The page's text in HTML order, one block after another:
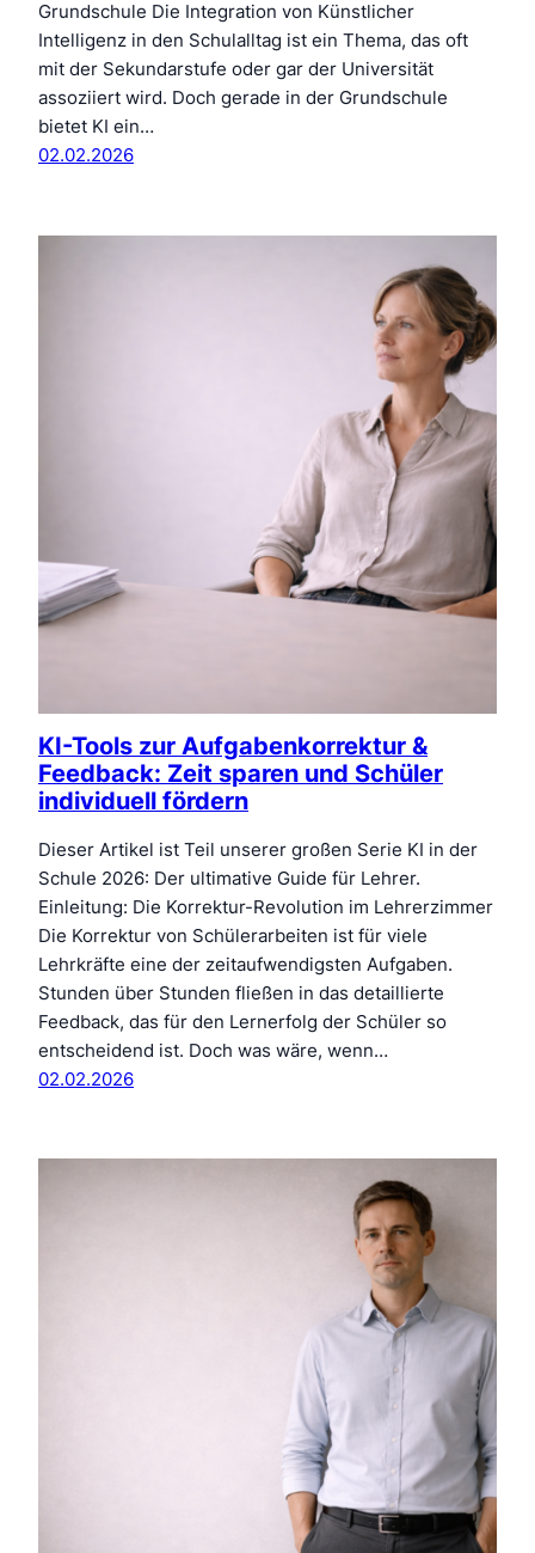
Grundschule Die Integration von Künstlicher
Intelligenz in den Schulalltag ist ein Thema, das oft
mit der Sekundarstufe oder gar der Universität
assoziiert wird. Doch gerade in der Grundschule
bietet KI ein…
02.02.2026
KI-Tools zur Aufgabenkorrektur &
Feedback: Zeit sparen und Schüler
individuell fördern
Dieser Artikel ist Teil unserer großen Serie KI in der
Schule 2026: Der ultimative Guide für Lehrer.
Einleitung: Die Korrektur-Revolution im Lehrerzimmer
Die Korrektur von Schülerarbeiten ist für viele
Lehrkräfte eine der zeitaufwendigsten Aufgaben.
Stunden über Stunden fließen in das detaillierte
Feedback, das für den Lernerfolg der Schüler so
entscheidend ist. Doch was wäre, wenn…
02.02.2026